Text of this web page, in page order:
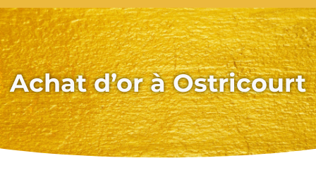
Achat d’or à Ostricourt